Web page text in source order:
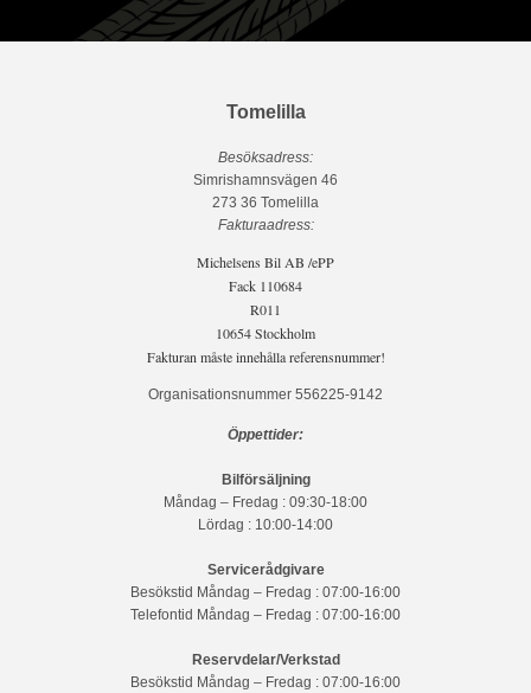
Tomelilla
Besöksadress:
Simrishamnsvägen 46
273 36 Tomelilla
Fakturaadress:
Michelsens Bil AB /ePP
Fack 110684
R011
10654 Stockholm
Fakturan måste innehålla referensnummer!
Organisationsnummer 556225-9142
Öppettider:
Bilförsäljning
Måndag – Fredag : 09:30-18:00
Lördag : 10:00-14:00
Servicerådgivare
Besökstid Måndag – Fredag : 07:00-16:00
Telefontid Måndag – Fredag : 07:00-16:00
Reservdelar/Verkstad
Besökstid Måndag – Fredag : 07:00-16:00